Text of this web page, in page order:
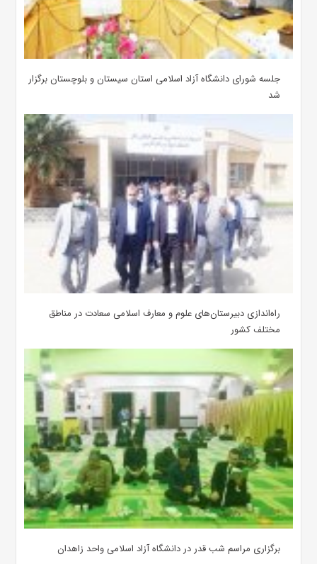
جلسه شورای دانشگاه آزاد اسلامی استان سیستان و بلوچستان برگزار
شد
‌راه‌اندازی دبیرستان‌های علوم و معارف اسلامی سعادت در مناطق
مختلف کشور
برگزاری مراسم شب قدر در دانشگاه آزاد اسلامی واحد زاهدان